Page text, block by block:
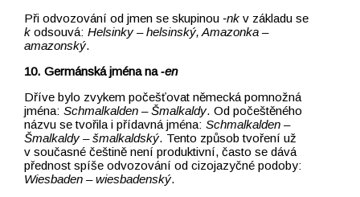
Při odvozování od jmen se skupinou‑nk v základu se
k odsouvá:Helsinky –⁠⁠⁠⁠⁠⁠⁠⁠⁠⁠⁠⁠⁠⁠⁠⁠⁠⁠⁠⁠⁠⁠⁠⁠⁠⁠⁠⁠⁠⁠⁠⁠⁠⁠⁠⁠⁠⁠⁠⁠⁠⁠⁠⁠⁠⁠⁠⁠⁠⁠⁠⁠⁠⁠⁠⁠⁠⁠⁠⁠⁠⁠ helsinský, Amazonka –⁠⁠⁠⁠⁠⁠⁠⁠⁠⁠⁠⁠⁠⁠⁠⁠⁠⁠⁠⁠⁠⁠⁠⁠⁠⁠
amazonský.
10. Germánská jména na‑en
Dříve bylo zvykem počešťovat německá pomnožná
jména:Schmalkalden –⁠⁠⁠⁠⁠⁠⁠⁠⁠⁠⁠⁠⁠⁠⁠⁠⁠⁠⁠⁠⁠⁠⁠⁠⁠⁠⁠⁠⁠⁠⁠⁠⁠⁠⁠⁠⁠⁠⁠⁠⁠⁠⁠⁠⁠⁠⁠⁠⁠⁠⁠⁠⁠⁠⁠⁠⁠⁠⁠⁠⁠⁠ Šmalkaldy. Od počeštěného
názvu se tvořila i přídavná jména:Schmalkalden –⁠⁠⁠⁠⁠⁠⁠⁠⁠⁠⁠⁠⁠⁠⁠⁠⁠⁠⁠⁠⁠⁠⁠⁠⁠⁠⁠⁠⁠⁠⁠⁠⁠⁠⁠⁠⁠⁠⁠⁠⁠⁠⁠⁠⁠⁠⁠⁠⁠⁠⁠⁠⁠⁠⁠⁠⁠⁠⁠⁠⁠⁠
Šmalkaldy –⁠⁠⁠⁠⁠⁠⁠⁠⁠⁠⁠⁠⁠⁠⁠⁠⁠⁠⁠⁠⁠⁠⁠⁠⁠⁠⁠⁠⁠⁠⁠⁠⁠⁠⁠⁠⁠⁠⁠⁠⁠⁠⁠⁠⁠⁠⁠⁠⁠⁠⁠⁠⁠⁠⁠⁠⁠⁠⁠⁠⁠⁠ šmalkaldský. Tento způsob tvoření už
v současné češtině není produktivní, často se dává
přednost spíše odvozování od cizojazyčné podoby:
Wiesbaden –⁠⁠⁠⁠⁠⁠⁠⁠⁠⁠⁠⁠⁠⁠⁠⁠⁠⁠⁠⁠⁠⁠⁠⁠⁠⁠⁠⁠⁠⁠⁠⁠⁠⁠⁠⁠⁠⁠⁠⁠⁠⁠⁠⁠⁠⁠⁠⁠⁠⁠⁠⁠⁠⁠⁠⁠⁠⁠⁠⁠⁠⁠ wiesbadenský.